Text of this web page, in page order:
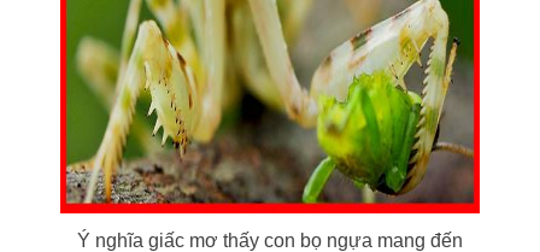
Ý nghĩa giấc mơ thấy con bọ ngựa mang đến